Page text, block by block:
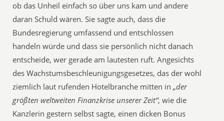
ob das Unheil einfach so über uns kam und andere
daran Schuld wären. Sie sagte auch, dass die
Bundesregierung umfassend und entschlossen
handeln würde und dass sie persönlich nicht danach
entscheide, wer gerade am lautesten ruft. Angesichts
des Wachstumsbeschleunigungsgesetzes, das der wohl
ziemlich laut rufenden Hotelbranche mitten in„der
größten weltweiten Finanzkrise unserer Zeit“, wie die
Kanzlerin gestern selbst sagte, einen dicken Bonus